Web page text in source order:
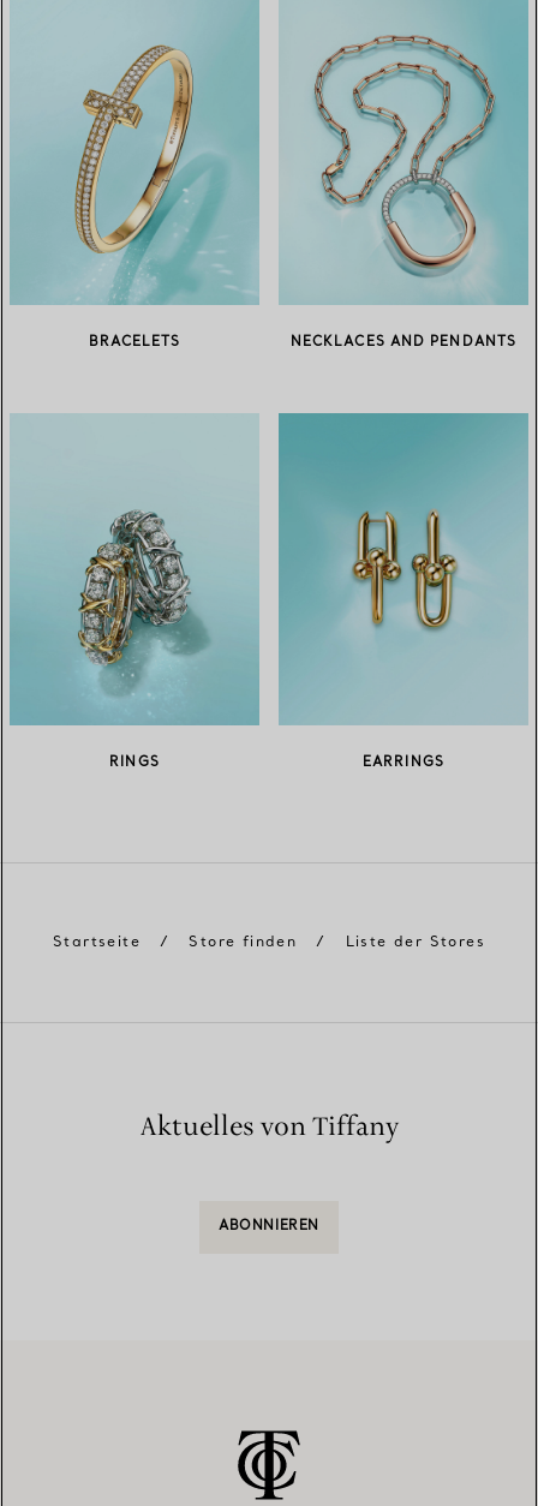
BRACELETS NECKLACES AND PENDANTS
RINGS EARRINGS
Startseite / Store finden / Liste der Stores
Aktuelles von Tiffany
ABONNIEREN